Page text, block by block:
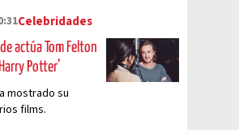
Celebridades
actúa Tom Felton
Potter’
mostrado su
films.